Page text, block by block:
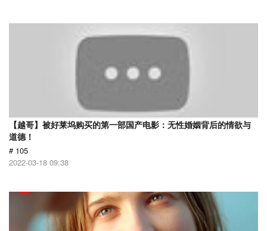
【越哥】被好莱坞购买的第一部国产电影：无性婚姻背后的情欲与
道德！
# 105
2022-03-18 09:38